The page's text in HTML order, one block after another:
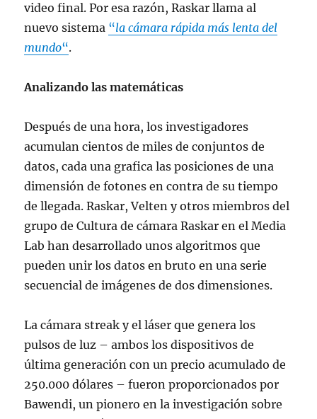
video final. Por esa razón, Raskar llama al
nuevo sistema “la cámara rápida más lenta del
mundo“.
Analizando las matemáticas
Después de una hora, los investigadores
acumulan cientos de miles de conjuntos de
datos, cada una grafica las posiciones de una
dimensión de fotones en contra de su tiempo
de llegada. Raskar, Velten y otros miembros del
grupo de Cultura de cámara Raskar en el Media
Lab han desarrollado unos algoritmos que
pueden unir los datos en bruto en una serie
secuencial de imágenes de dos dimensiones.
La cámara streak y el láser que genera los
pulsos de luz – ambos los dispositivos de
última generación con un precio acumulado de
250.000 dólares – fueron proporcionados por
Bawendi, un pionero en la investigación sobre